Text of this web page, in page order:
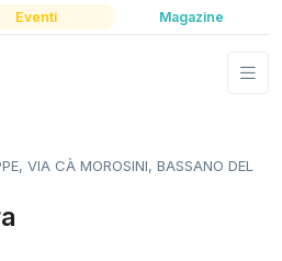
Eventi Magazine
VIA CÀ MOROSINI, BASSANO DEL